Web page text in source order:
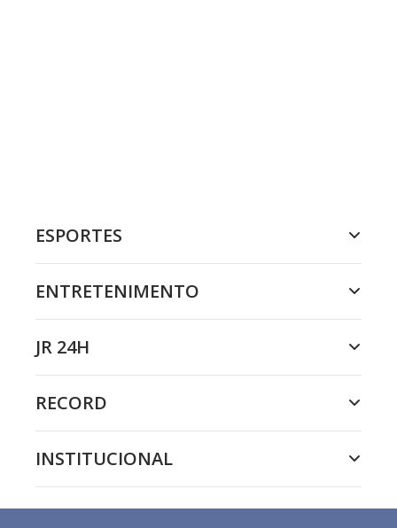
ESPORTES
ENTRETENIMENTO
JR 24H
RECORD
INSTITUCIONAL